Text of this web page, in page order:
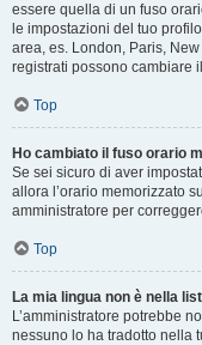
essere quella di un fuso
le impostazioni del tuo
area, es. London, Paris,
registrati possono cambiare
Top
Ho cambiato il fuso orario
Se sei sicuro di aver
allora l’orario memorizzato
amministratore per
Top
La mia lingua non è nella
L’amministratore potrebbe
nessuno lo ha tradotto nella